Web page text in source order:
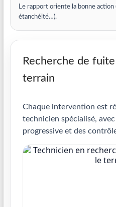
Le rapport oriente la bonne action
étanchéité…).
Recherche de
terrain
Chaque intervention est
technicien spécialisé,
progressive et des